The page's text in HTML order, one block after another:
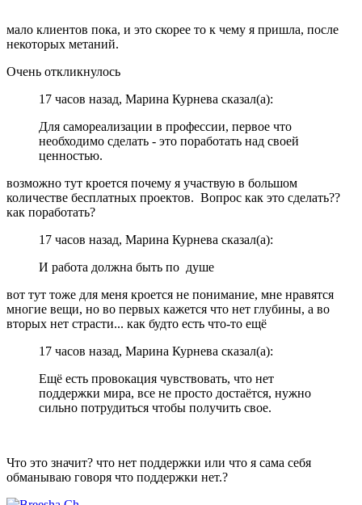
мало клиентов пока, и это скорее то к чему я пришла, после
некоторых метаний.
Очень откликнулось
17 часов назад, Марина Курнева сказал(а):
Для самореализации в профессии, первое что
необходимо сделать - это поработать над своей
ценностью.
возможно тут кроется почему я участвую в большом
количестве бесплатных проектов. Вопрос как это сделать??
как поработать?
17 часов назад, Марина Курнева сказал(а):
И работа должна быть по душе
вот тут тоже для меня кроется не понимание, мне нравятся
многие вещи, но во первых кажется что нет глубины, а во
вторых нет страсти... как будто есть что-то ещё
17 часов назад, Марина Курнева сказал(а):
Ещё есть провокация чувствовать, что нет
поддержки мира, все не просто достаётся, нужно
сильно потрудиться чтобы получить свое.
Что это значит? что нет поддержки или что я сама себя
обманываю говоря что поддержки нет.?